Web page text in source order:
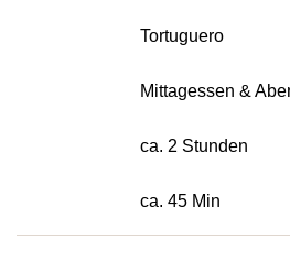
Tortuguero
Mittagessen &
ca. 2 Stunden
ca. 45 Min